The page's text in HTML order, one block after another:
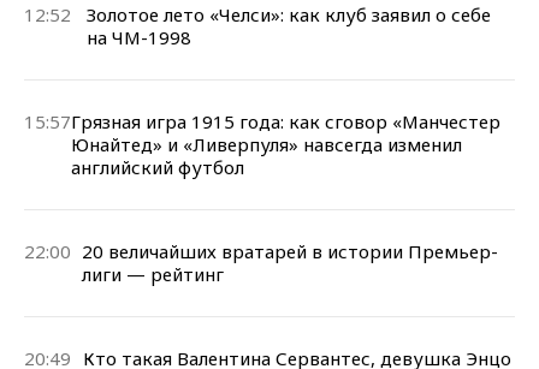
12:52
Золотое лето «Челси»: как клуб заявил о себе
на ЧМ-1998
15:57Грязная игра 1915 года: как сговор «Манчестер
Юнайтед» и «Ливерпуля» навсегда изменил
английский футбол
22:00 20 величайших вратарей в истории Премьер-
лиги — рейтинг
20:49 Кто такая Валентина Сервантес, девушка Энцо